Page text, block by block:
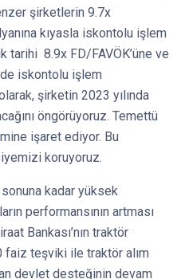
şirketlerin 9.7x
kıyasla iskontolu işlem
tarihi 8.9x FD/FAVÖK’üne ve
iskontolu işlem
şirketin 2023 yılında
öngörüyoruz. Temettü
işaret ediyor. Bu
koruyoruz.
kadar yüksek
performansının artması
Bankası’nın traktör
faiz teşviki ile traktör alım
devlet desteğinin devam